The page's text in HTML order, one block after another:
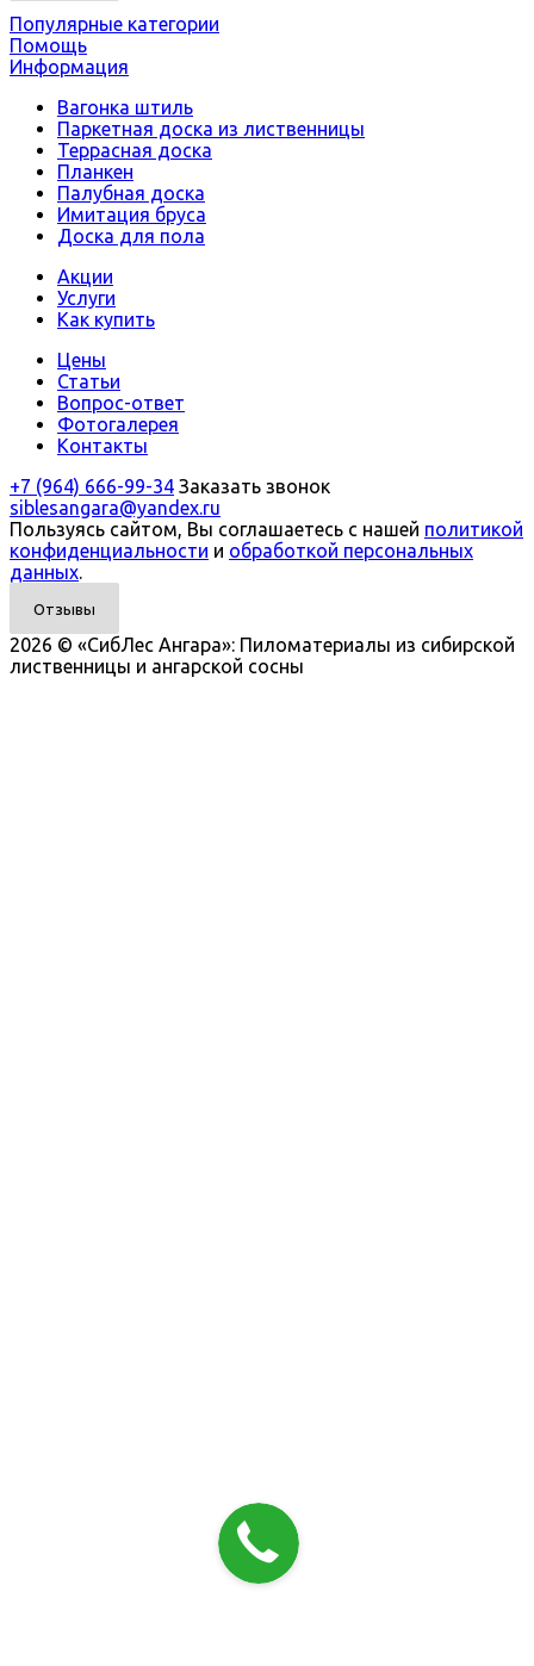
Популярные категории
Помощь
Информация
Вагонка штиль
Паркетная доска из лиственницы
Террасная доска
Планкен
Палубная доска
Имитация бруса
Доска для пола
Акции
Услуги
Как купить
Цены
Статьи
Вопрос-ответ
Фотогалерея
Контакты
+7 (964) 666-99-34 Заказать звонок
siblesangara@yandex.ru
Пользуясь сайтом, Вы соглашаетесь с нашей политикой
конфиденциальности и обработкой персональных
данных.
Отзывы
2026 © «СибЛес Ангара»: Пиломатериалы из сибирской
лиственницы и ангарской сосны